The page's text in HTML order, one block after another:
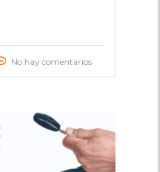
No hay comentarios